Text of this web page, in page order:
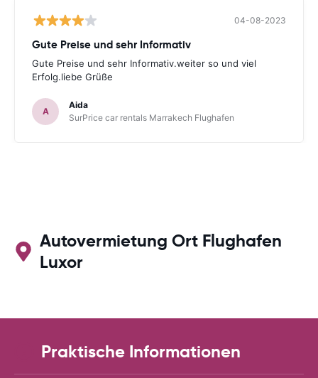
04-08-2023
Gute Preise und sehr Informativ
Gute Preise und sehr Informativ.weiter so und viel
Erfolg.liebe Grüße
A
Aida
SurPrice car rentals Marrakech Flughafen
Autovermietung Ort Flughafen
Luxor
Praktische Informationen